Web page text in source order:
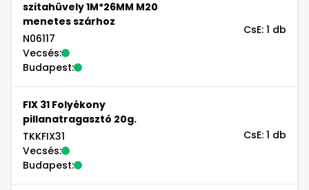
szitahüvely 1M*26MM M20
menetes szárhoz
N06117
Vecsés:
Budapest:
CsE: 1 db
FIX 31 Folyékony
pillanatragasztó 20g.
TKKFIX31
Vecsés:
Budapest:
CsE: 1 db